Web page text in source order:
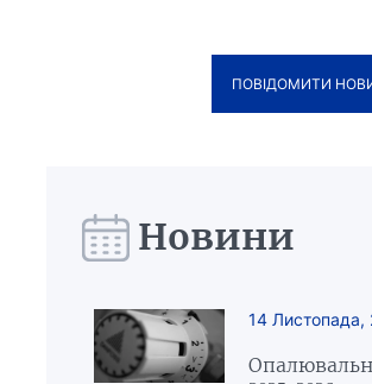
ПОВІДОМИТИ
Новини
14 Листопада,